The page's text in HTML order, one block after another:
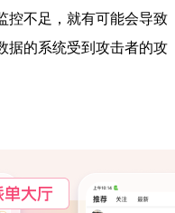
控不足，就有可能会导致
据的系统受到攻击者的攻